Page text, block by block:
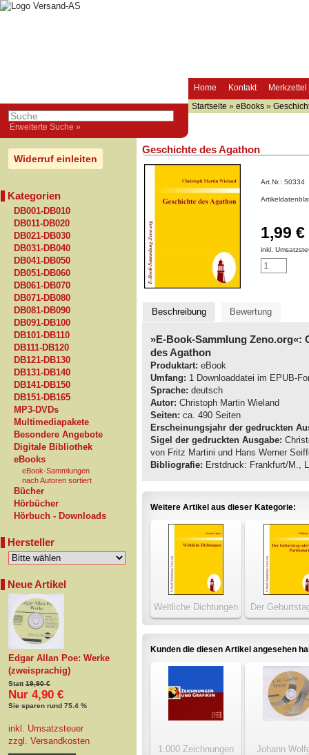
Home Kontakt Merkzettel
Erweiterte Suche »
Startseite » eBooks »
Widerruf einleiten
Kategorien
DB001-DB010
DB011-DB020
DB021-DB030
DB031-DB040
DB041-DB050
DB051-DB060
DB061-DB070
DB071-DB080
DB081-DB090
DB091-DB100
DB101-DB110
DB111-DB120
DB121-DB130
DB131-DB140
DB141-DB150
DB151-DB165
MP3-DVDs
Multimediapakete
Besondere Angebote
Digitale Bibliothek
eBooks
eBook-Sammlungen
nach Autoren sortiert
Bücher
Hörbücher
Hörbuch - Downloads
Hersteller
Neue Artikel
Edgar Allan Poe: Werke
(zweisprachig)
Statt19,90 €
Nur 4,90 €
Sie sparen rund 75.4 %
inkl. Umsatzsteuer
zzgl. Versandkosten
Geschichte des Agathon
Art.Nr.: 50334
1,99 €
inkl.
Beschreibung Bewertung
»E-Book-Sammlung Zeno.org«:
des Agathon
Produktart: eBook
Umfang: 1 Downloaddatei im EPUB-
Sprache: deutsch
Autor: Christoph Martin Wieland
Seiten: ca. 490 Seiten
Erscheinungsjahr der gedruckten
Sigel der gedruckten Ausgabe:
von Fritz Martini und Hans Werner
Bibliografie: Erstdruck: Frankfurt/M.,
Weitere Artikel aus dieser Kategorie:
Weltliche Dichtungen
Der
Die
Kunden die diesen Artikel angesehen
1.000 Zeichnungen
Johann